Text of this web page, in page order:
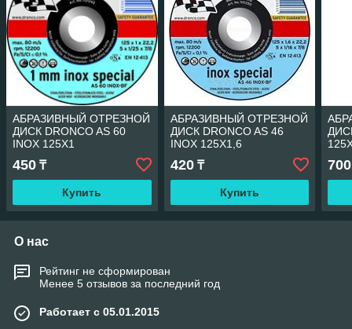
АБРАЗИВНЫЙ ОТРЕЗНОЙ
ДИСК DRONCO AS 60
INOX 125Х1
450 ₸
Купить
АБРАЗИВНЫЙ ОТРЕЗНОЙ
ДИСК DRONCO AS 46
INOX 125Х1,6
420₸
Купить
700
О нас
Рейтинг не сформирован
Менее 5 отзывов за последний год
Работает с 05.01.2015